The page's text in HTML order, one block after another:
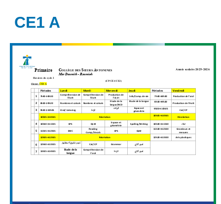
CE1 A